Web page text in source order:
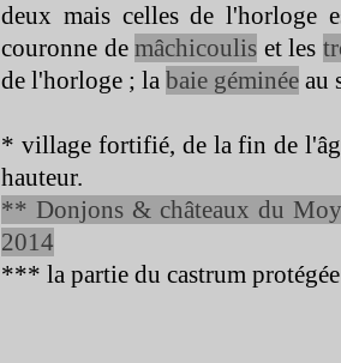
deux mais celles de l'horloge
couronne demâchicoulis et les
de l'horloge ; la baie géminée au
* village fortifié, de la fin de
hauteur.
** Donjons & châteaux du
2014
*** la partie du castrum